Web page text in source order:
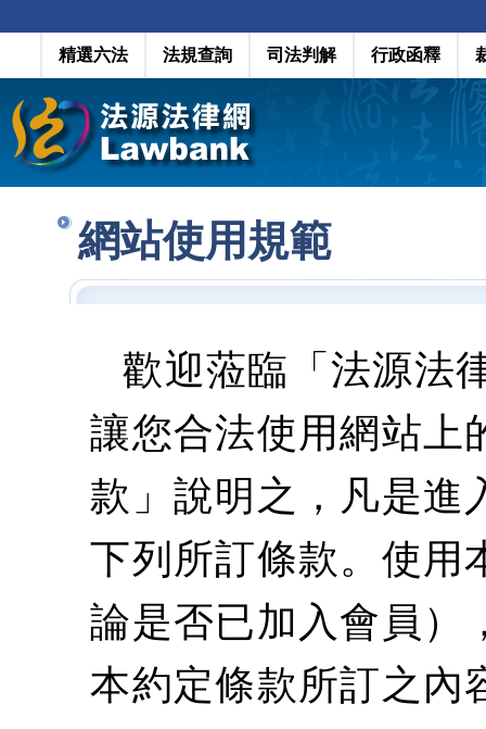
精選六法 法規查詢 司法判解 行政函釋
網站使用規範
歡迎蒞臨「法源法
讓您合法使用網站上
款」說明之，凡是進
下列所訂條款。使用
論是否已加入會員）
本約定條款所訂之內